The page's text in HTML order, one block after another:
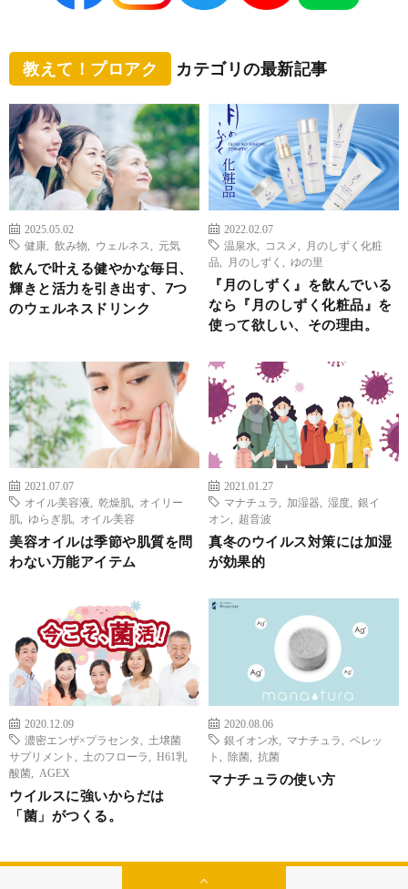
教えて！プロアク カテゴリの最新記事
2025.05.02
健康
飲み物 ウェルネス 元気
飲んで叶える健やかな毎日、
輝きと活力を引き出す、7つ
のウェルネスドリンク
2022.02.07
温泉水
コスメ
月のしずく化粧
品
月のしずく ゆの里
『月のしずく』を飲んでいる
なら『月のしずく化粧品』を
使って欲しい、その理由。
2021.07.07
オイル美容液
乾燥肌
オイリー
肌
ゆらぎ肌 オイル美容
美容オイルは季節や肌質を問
わない万能アイテム
2021.01.27
マナチュラ
加湿器 湿度
銀イ
オン
超音波
真冬のウイルス対策には加湿
が効果的
2020.12.09
濃密エンザ×プラセンタ
土壌菌
サプリメント
土のフローラ
H61乳
酸菌
AGEX
ウイルスに強いからだは
「菌」がつくる。
2020.08.06
銀イオン水
マナチュラ
ペレッ
ト
除菌 抗菌
マナチュラの使い方